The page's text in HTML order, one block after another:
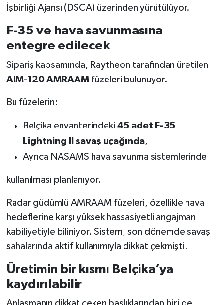
İşbirliği Ajansı (DSCA) üzerinden yürütülüyor.
F-35 ve hava savunmasına
entegre edilecek
Sipariş kapsamında, Raytheon tarafından üretilen
AIM-120 AMRAAMfüzeleri bulunuyor.
Bu füzelerin:
Belçika envanterindeki 45 adet F-35
Lightning II savaş uçağında,
Ayrıca NASAMS hava savunma sistemlerinde
kullanılması planlanıyor.
Radar güdümlü AMRAAM füzeleri, özellikle hava
hedeflerine karşı yüksek hassasiyetli angajman
kabiliyetiyle biliniyor. Sistem, son dönemde savaş
sahalarında aktif kullanımıyla dikkat çekmişti.
Üretimin bir kısmı Belçika’ya
kaydırılabilir